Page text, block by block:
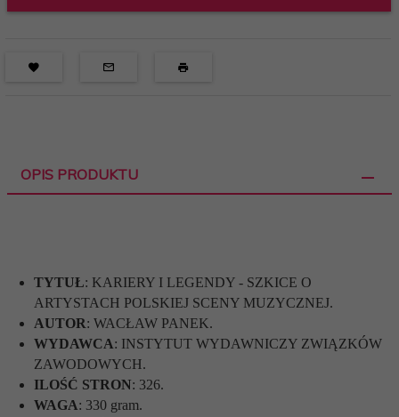
OPIS PRODUKTU
TYTUŁ: KARIERY I LEGENDY - SZKICE O
ARTYSTACH POLSKIEJ SCENY MUZYCZNEJ.
AUTOR: WACŁAW PANEK.
WYDAWCA: INSTYTUT WYDAWNICZY ZWIĄZKÓW
ZAWODOWYCH.
ILOŚĆ STRON: 326.
WAGA: 330 gram.